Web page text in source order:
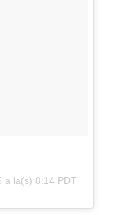
a la(s) 8:14 PDT